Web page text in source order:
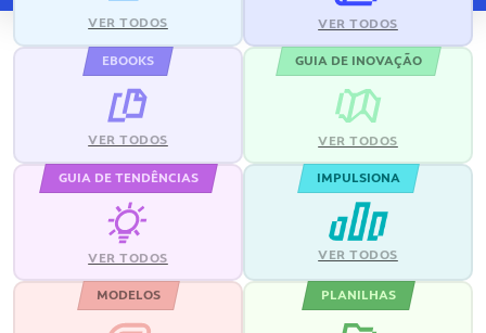
VER TODOS VER TODOS
EBOOKS
VER TODOS
GUIA DE INOVAÇÃO
VER TODOS
GUIA DE TENDÊNCIAS
VER TODOS
IMPULSIONA
VER TODOS
MODELOS PLANILHAS